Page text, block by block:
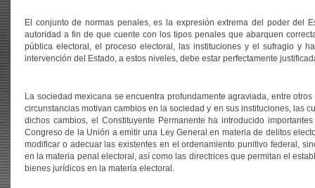
El conjunto de normas penales, es la expresión extrema del poder del
autoridad a fin de que cuente con los tipos penales que abarquen
pública electoral, el proceso electoral, las instituciones y el sufragio y
intervención del Estado, a estos niveles, debe estar perfectamente
La sociedad mexicana se encuentra profundamente agraviada, entre
circunstancias motivan cambios en la sociedad y en sus instituciones, las
dichos cambios, el Constituyente Permanente ha introducido
Congreso de la Unión a emitir una Ley General en materia de delitos
modificar o adecuar las existentes en el ordenamiento punitivo federal,
en la materia penal electoral, así como las directrices que permitan el
bienes jurídicos en la materia electoral.